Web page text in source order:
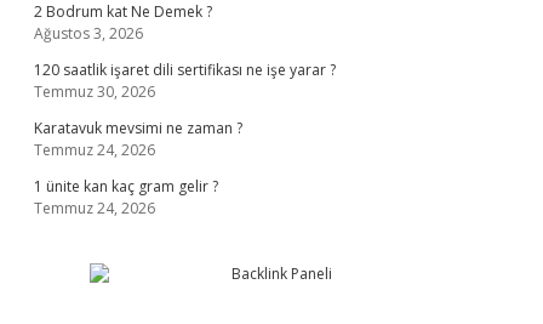
2 Bodrum kat Ne Demek ?
Ağustos 3, 2026
120 saatlik işaret dili sertifikası ne işe yarar ?
Temmuz 30, 2026
Karatavuk mevsimi ne zaman ?
Temmuz 24, 2026
1 ünite kan kaç gram gelir ?
Temmuz 24, 2026